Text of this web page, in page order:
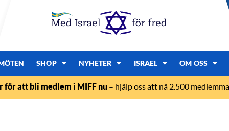
SHOP NYHETER ISRAEL OM OSS
för att bli medlem i MIFF nu– hjälp oss att nå 2.500